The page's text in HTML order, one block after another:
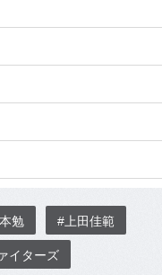
勉 #上田佳範
イターズ